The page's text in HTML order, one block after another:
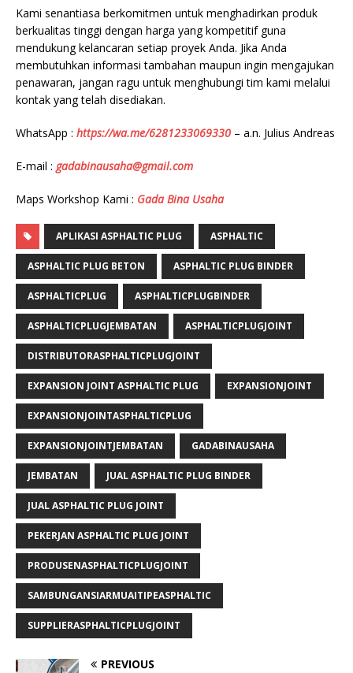
Kami senantiasa berkomitmen untuk menghadirkan produk
berkualitas tinggi dengan harga yang kompetitif guna
mendukung kelancaran setiap proyek Anda. Jika Anda
membutuhkan informasi tambahan maupun ingin mengajukan
penawaran, jangan ragu untuk menghubungi tim kami melalui
kontak yang telah disediakan.
WhatsApp : https://wa.me/6281233069330 – a.n. Julius Andreas
E-mail : gadabinausaha@gmail.com
Maps Workshop Kami : Gada Bina Usaha
APLIKASI ASPHALTIC PLUG ASPHALTIC
ASPHALTIC PLUG BETON ASPHALTIC PLUG BINDER
ASPHALTICPLUG ASPHALTICPLUGBINDER
ASPHALTICPLUGJEMBATAN ASPHALTICPLUGJOINT
DISTRIBUTORASPHALTICPLUGJOINT
EXPANSION JOINT ASPHALTIC PLUG EXPANSIONJOINT
EXPANSIONJOINTASPHALTICPLUG
EXPANSIONJOINTJEMBATAN GADABINAUSAHA
JEMBATAN JUAL ASPHALTIC PLUG BINDER
JUAL ASPHALTIC PLUG JOINT
PEKERJAN ASPHALTIC PLUG JOINT
PRODUSENASPHALTICPLUGJOINT
SAMBUNGANSIARMUAITIPEASPHALTIC
SUPPLIERASPHALTICPLUGJOINT
PREVIOUS